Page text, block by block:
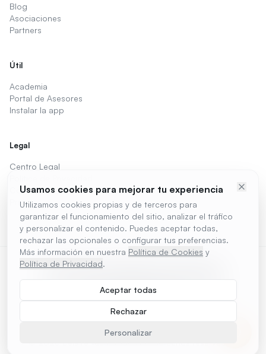
Usamos cookies para mejorar tu experiencia
Utilizamos cookies propias y de terceros para
garantizar el funcionamiento del sitio, analizar el tráfico
y personalizar el contenido. Puedes aceptar todas,
rechazar las opcionales o configurar tus preferencias.
Más información en nuestra Política de Cookies y
Política de Privacidad.
Personalizar
Rechazar
Aceptar todas
Blog
Asociaciones
Partners
Útil
Academia
Portal de Asesores
Instalar la app
Legal
Centro Legal
Cookies
Preferencias de cookies
DISPONIBLE EN
Google Play Escritorio
COMPATIBLE CON
Tu hardware